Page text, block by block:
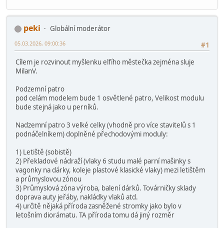
peki
Globální moderátor
#1
05.03.2026, 09:00:36
Cílem je rozvinout myšlenku elfího městečka zejména sluje
MilanV.
Podzemní patro
pod celám modelem bude 1 osvětlené patro, Velikost modulu
bude stejná jako u perníků.
Nadzemní patro 3 velké celky (vhodně pro více stavitelů s 1
podnáčelníkem) doplněné přechodovými moduly:
1) Letiště (sobistě)
2) Překladové nádraží (vlaky 6 studu malé parní mašinky s
vagonky na dárky, koleje plastové klasické vlaky) mezi letištěm
a průmyslovou zónou
3) Průmyslová zóna výroba, balení dárků. Továrničky sklady
doprava auty jeřáby, nakládky vlaků atd.
4) určitě nějaká příroda zasněžené stromky jako bylo v
letošním diorámatu. TA příroda tomu dá jiný rozměr